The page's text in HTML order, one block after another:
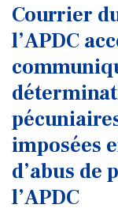
Courrier
l’APDC
imposées
d’abus de
l’APDC